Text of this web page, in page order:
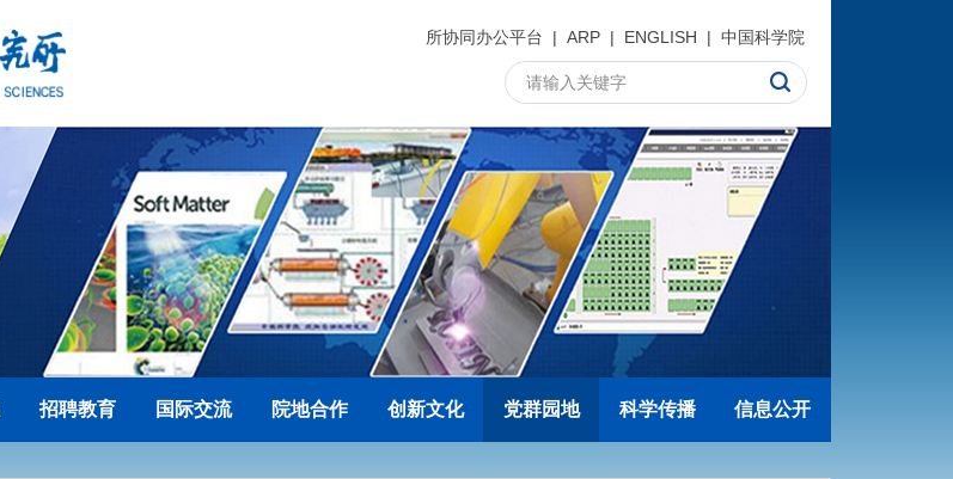
所协同办公平台 | ARP | ENGLISH | 中国科学院
招聘教育 国际交流 院地合作 创新文化 党群园地 科学传播 信息公开